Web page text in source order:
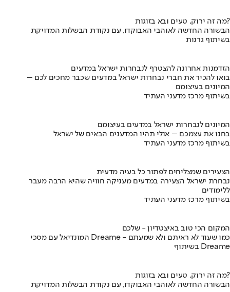
מה זה ירוק, טעים ובא בזוגות?
הבשורה החדשה לאוהבי האבוקדו, עם נקודת הבשלות המדויקת
בשיתוף גרנות
הזדמנות אחרונה להצטרף לנבחרות ישראל במדעים
בואו להכיר את חברי נבחרות ישראל במדעים שכבר מחכים לכם –
המיונים בעיצומם
בשיתוף מרכז מדעני העתיד
המיונים לנבחרות ישראל במדעים בעיצומם
בחנו את עצמכם – אולי תהיו המדענים הבאים של ישראל
בשיתוף מרכז מדעני העתיד
הצעירים שמצליחים לפתור כל בעיה מדעית
נבחרת ישראל הצעירה במדעים מעניקה חוויה שהיא הרבה מעבר
ללימודים
בשיתוף מרכז מדעני העתיד
המקום הכי טוב באיצטדיון - שלכם
המונדיאל עם מסכי Dreame - כמו שעוד לא ראיתם ולא שמעתם
בשיתוף Dreame
מה זה ירוק, טעים ובא בזוגות?
הבשורה החדשה לאוהבי האבוקדו, עם נקודת הבשלות המדויקת